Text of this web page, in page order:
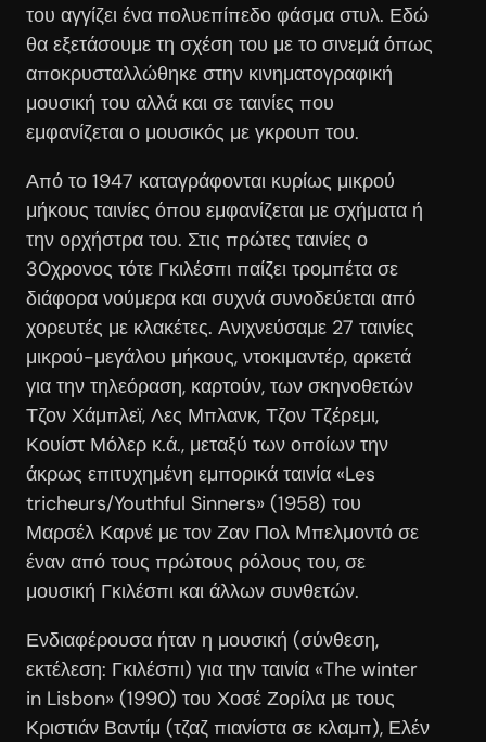
του αγγίζει ένα πολυεπίπεδο φάσμα στυλ. Εδώ
θα εξετάσουμε τη σχέση του με το σινεμά όπως
αποκρυσταλλώθηκε στην κινηματογραφική
μουσική του αλλά και σε ταινίες που
εμφανίζεται ο μουσικός με γκρουπ του.
Από το 1947 καταγράφονται κυρίως μικρού
μήκους ταινίες όπου εμφανίζεται με σχήματα ή
την ορχήστρα του. Στις πρώτες ταινίες ο
30χρονος τότε Γκιλέσπι παίζει τρομπέτα σε
διάφορα νούμερα και συχνά συνοδεύεται από
χορευτές με κλακέτες. Ανιχνεύσαμε 27 ταινίες
μικρού-μεγάλου μήκους, ντοκιμαντέρ, αρκετά
για την τηλεόραση, καρτούν, των σκηνοθετών
Τζον Χάμπλεϊ, Λες Μπλανκ, Τζον Τζέρεμι,
Κουίστ Μόλερ κ.ά., μεταξύ των οποίων την
άκρως επιτυχημένη εμπορικά ταινία «Les
tricheurs/Youthful Sinners» (1958) του
Μαρσέλ Καρνέ με τον Ζαν Πολ Μπελμοντό σε
έναν από τους πρώτους ρόλους του, σε
μουσική Γκιλέσπι και άλλων συνθετών.
Ενδιαφέρουσα ήταν η μουσική (σύνθεση,
εκτέλεση: Γκιλέσπι) για την ταινία «The winter
in Lisbon» (1990) του Χοσέ Ζορίλα με τους
Κριστιάν Βαντίμ (τζαζ πιανίστα σε κλαμπ), Ελέν